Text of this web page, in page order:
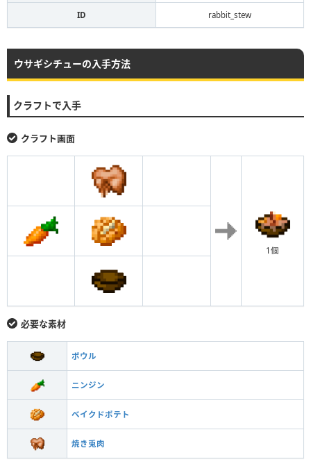
ID rabbit_stew
ウサギシチューの入手方法
クラフトで入手
クラフト画面
1個
必要な素材
ボウル
ニンジン
ベイクドポテト
焼き兎肉